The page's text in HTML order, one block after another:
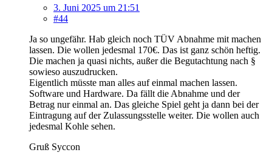
3. Juni 2025 um 21:51
#44
Ja so ungefähr. Hab gleich noch TÜV Abnahme mit machen
lassen. Die wollen jedesmal 170€. Das ist ganz schön heftig.
Die machen ja quasi nichts, außer die Begutachtung nach §
sowieso auszudrucken.
Eigentlich müsste man alles auf einmal machen lassen.
Software und Hardware. Da fällt die Abnahme und der
Betrag nur einmal an. Das gleiche Spiel geht ja dann bei der
Eintragung auf der Zulassungsstelle weiter. Die wollen auch
jedesmal Kohle sehen.
Gruß Syccon